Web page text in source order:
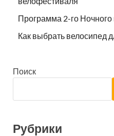
Программа 2-го
Как выбрать велосипед
Поиск
Рубрики